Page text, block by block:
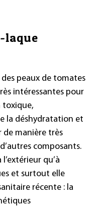
laque
peaux de tomates
intéressantes pour
toxique,
la déshydratation et
de manière très
composants.
qu’à
et surtout elle
récente : la